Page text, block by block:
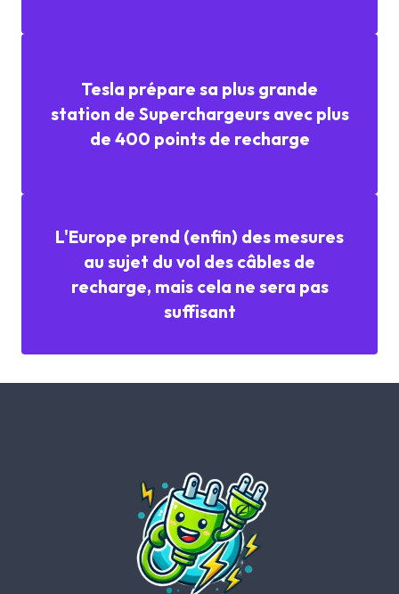
Tesla prépare sa plus grande
station de Superchargeurs avec plus
de 400 points de recharge
L'Europe prend (enfin) des mesures
au sujet du vol des câbles de
recharge, mais cela ne sera pas
suffisant